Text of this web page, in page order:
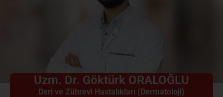
Uzm. Dr. Göktürk ORALOĞLU
Deri ve Zührevi Hastalıkları (Dermatoloji)